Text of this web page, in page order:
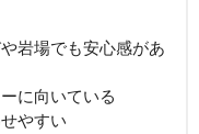
岩場でも安心感があ
に向いている
やすい